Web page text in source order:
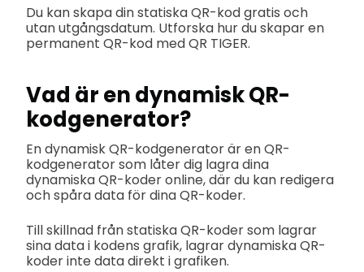
Du kan skapa din statiska QR-kod gratis och
utan utgångsdatum. Utforska hur du skapar en
permanent QR-kod med QR TIGER.
Vad är en dynamisk QR-
kodgenerator?
En dynamisk QR-kodgenerator är en QR-
kodgenerator som låter dig lagra dina
dynamiska QR-koder online, där du kan redigera
och spåra data för dina QR-koder.
Till skillnad från statiska QR-koder som lagrar
sina data i kodens grafik, lagrar dynamiska QR-
koder inte data direkt i grafiken.